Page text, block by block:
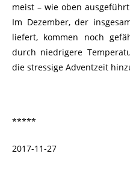
meist – wie oben
Im Dezember, der
liefert, kommen noch
durch niedrigere
die stressige Adventzeit
*****
2017-11-27